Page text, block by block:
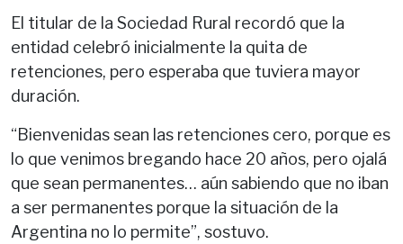
El titular de la Sociedad Rural recordó que la
entidad celebró inicialmente la quita de
retenciones, pero esperaba que tuviera mayor
duración.
“Bienvenidas sean las retenciones cero, porque es
lo que venimos bregando hace 20 años, pero ojalá
que sean permanentes… aún sabiendo que no iban
a ser permanentes porque la situación de la
Argentina no lo permite”, sostuvo.